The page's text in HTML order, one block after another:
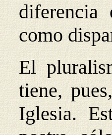
diferencia
como
El
tiene,
Iglesia.